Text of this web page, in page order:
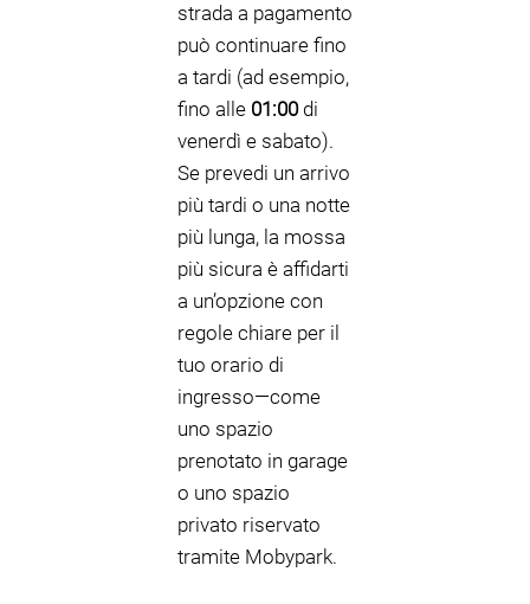
strada a pagamento
può continuare fino
a tardi (ad esempio,
fino alle 01:00di
venerdì e sabato).
Se prevedi un arrivo
più tardi o una notte
più lunga, la mossa
più sicura è affidarti
a un’opzione con
regole chiare per il
tuo orario di
ingresso—come
uno spazio
prenotato in garage
o uno spazio
privato riservato
tramite Mobypark.